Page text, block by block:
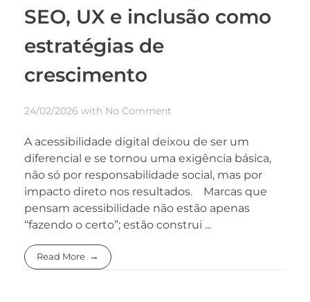
SEO, UX e inclusão como
estratégias de
crescimento
24/02/2026 with No Comment
A acessibilidade digital deixou de ser um
diferencial e se tornou uma exigência básica,
não só por responsabilidade social, mas por
impacto direto nos resultados. Marcas que
pensam acessibilidade não estão apenas
“fazendo o certo”; estão construi ...
Read More